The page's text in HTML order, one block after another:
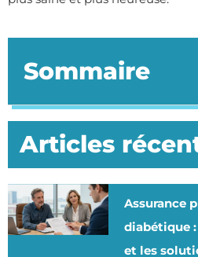
Sommaire
Articles
Assurance
diabétique
et les